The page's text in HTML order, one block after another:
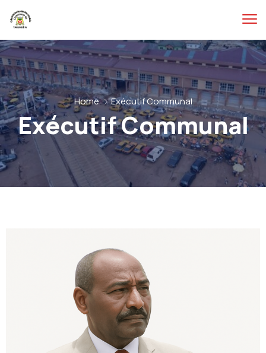
Home Exécutif Communal
Exécutif Communal